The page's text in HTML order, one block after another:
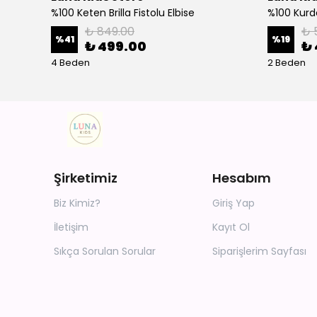
%100 Keten Brilla Fistolu Elbise
%41 ₺ 849.00
₺ 499.00
4 Beden
%100
%19 ₺
₺
2 Beden
Şirketimiz
Biz Kimiz?
İletişim
Sıkça Sorulan Sorular
Hesabım
Giriş Yap
Kayıt Ol
Siparişlerim Sayfası